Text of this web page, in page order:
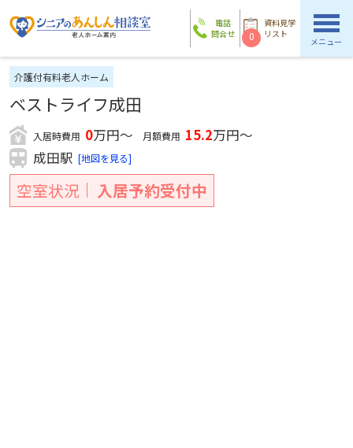
電話
問合せ
資料見学
リスト
0 メニュー
介護付有料老人ホーム
ベストライフ成田
入居時費用 0万円～ 月額費用 15.2万円～
成田駅 [地図を見る]
空室状況 入居予約受付中